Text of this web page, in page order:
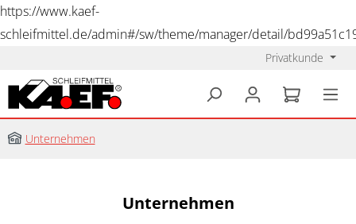
https://www.kaef-
schleifmittel.de/admin#/sw/theme/manager/detail/
Privatkunde
Unternehmen
Unternehmen